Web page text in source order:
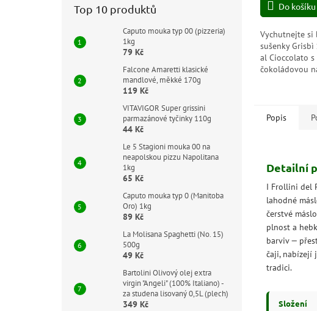
Top 10 produktů
Caputo mouka typ 00 (pizzeria)
1kg
79 Kč
Falcone Amaretti klasické
mandlové, měkké 170g
119 Kč
VITAVIGOR Super grissini
parmazánové tyčinky 110g
44 Kč
Le 5 Stagioni mouka 00 na
neapolskou pizzu Napolitana
1kg
65 Kč
Caputo mouka typ 0 (Manitoba
Oro) 1kg
89 Kč
La Molisana Spaghetti (No. 15)
500g
49 Kč
Bartolini Olivový olej extra
virgin "Angeli" (100% Italiano) -
za studena lisovaný 0,5L (plech)
349 Kč
5
Do košíku
Vychutnejte si
sušenky Grisbì
al Cioccolato
čokoládovou
Popis
Detailní
I Frollini del
lahodné
čerstvé
plnost a
barviv —
čaji, nabízejí
tradici.
Složení